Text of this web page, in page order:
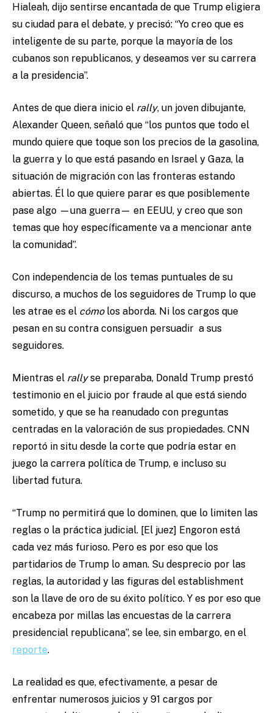
Hialeah, dijo sentirse encantada de que Trump eligiera
su ciudad para el debate, y precisó: “Yo creo que es
inteligente de su parte, porque la mayoría de los
cubanos son republicanos, y deseamos ver su carrera
a la presidencia”.
Antes de que diera inicio el rally, un joven dibujante,
Alexander Queen, señaló que “los puntos que todo el
mundo quiere que toque son los precios de la gasolina,
la guerra y lo que está pasando en Israel y Gaza, la
situación de migración con las fronteras estando
abiertas. Él lo que quiere parar es que posiblemente
pase algo —una guerra— en EEUU, y creo que son
temas que hoy específicamente va a mencionar ante
la comunidad”.
Con independencia de los temas puntuales de su
discurso, a muchos de los seguidores de Trump lo que
les atrae es el cómo los aborda. Ni los cargos que
pesan en su contra consiguen persuadir a sus
seguidores.
Mientras el rallyse preparaba, Donald Trump prestó
testimonio en el juicio por fraude al que está siendo
sometido, y que se ha reanudado con preguntas
centradas en la valoración de sus propiedades. CNN
reportó in situ desde la corte que podría estar en
juego la carrera política de Trump, e incluso su
libertad futura.
“Trump no permitirá que lo dominen, que lo limiten las
reglas o la práctica judicial. [El juez] Engoron está
cada vez más furioso. Pero es por eso que los
partidarios de Trump lo aman. Su desprecio por las
reglas, la autoridad y las figuras del establishment
son la llave de oro de su éxito político. Y es por eso que
encabeza por millas las encuestas de la carrera
presidencial republicana”, se lee, sin embargo, en el
reporte.
La realidad es que, efectivamente, a pesar de
enfrentar numerosos juicios y 91 cargos por